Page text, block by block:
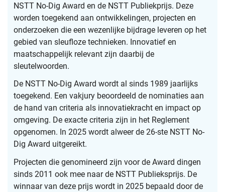
NSTT No-Dig Award en de NSTT Publiekprijs. Deze
worden toegekend aan ontwikkelingen, projecten en
onderzoeken die een wezenlijke bijdrage leveren op het
gebied van sleufloze technieken. Innovatief en
maatschappelijk relevant zijn daarbij de
sleutelwoorden.
De NSTT No-Dig Award wordt al sinds 1989 jaarlijks
toegekend. Een vakjury beoordeeld de nominaties aan
de hand van criteria als innovatiekracht en impact op
omgeving. De exacte criteria zijn in het Reglement
opgenomen. In 2025 wordt alweer de 26-ste NSTT No-
Dig Award uitgereikt.
Projecten die genomineerd zijn voor de Award dingen
sinds 2011 ook mee naar de NSTT Publieksprijs. De
winnaar van deze prijs wordt in 2025 bepaald door de